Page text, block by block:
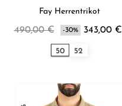
Fay Herrentrikot
490,00 € -30% 343,00 €
50 52